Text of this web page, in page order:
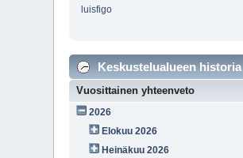
luisfigo
Keskustelualueen historia
Vuosittainen yhteenveto
2026
Elokuu 2026
Heinäkuu 2026